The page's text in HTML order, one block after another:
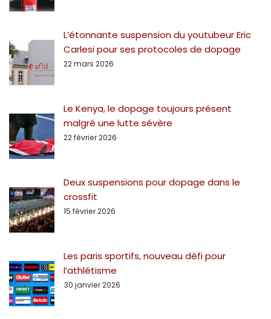
L’étonnante suspension du youtubeur Eric
Carlesi pour ses protocoles de dopage
22 mars 2026
Le Kenya, le dopage toujours présent
malgré une lutte sévère
22 février 2026
Deux suspensions pour dopage dans le
crossfit
15 février 2026
Les paris sportifs, nouveau défi pour
l’athlétisme
30 janvier 2026